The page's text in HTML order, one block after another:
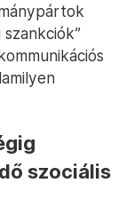
szociális